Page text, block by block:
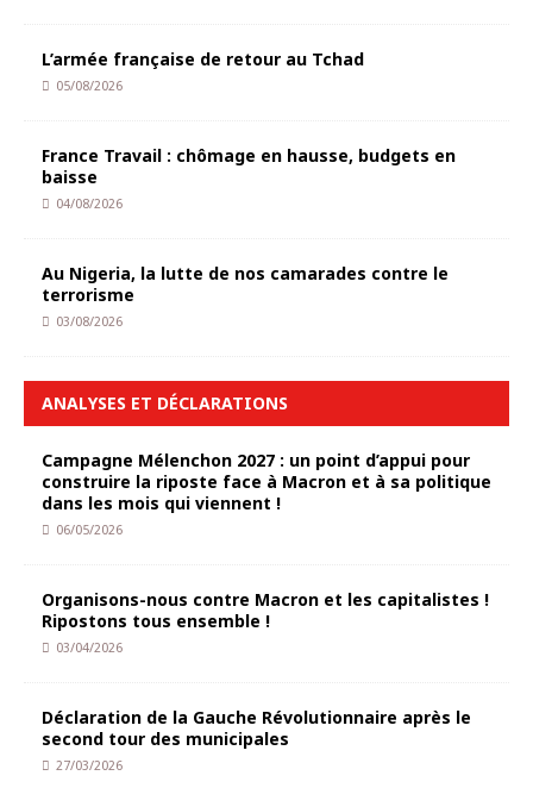
L’armée française de retour au Tchad
05/08/2026
France Travail : chômage en hausse, budgets en
baisse
04/08/2026
Au Nigeria, la lutte de nos camarades contre le
terrorisme
03/08/2026
ANALYSES ET DÉCLARATIONS
Campagne Mélenchon 2027 : un point d’appui pour
construire la riposte face à Macron et à sa politique
dans les mois qui viennent !
06/05/2026
Organisons-nous contre Macron et les capitalistes !
Ripostons tous ensemble !
03/04/2026
Déclaration de la Gauche Révolutionnaire après le
second tour des municipales
27/03/2026